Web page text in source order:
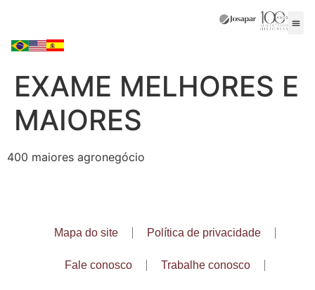
EXAME MELHORES E
MAIORES
400 maiores agronegócio
Mapa do site Política de privacidade
Fale conosco Trabalhe conosco